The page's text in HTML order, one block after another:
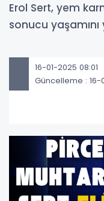
Erol Sert, yem
sonucu yaşamını
16-01-2025 08:01
Güncelleme : 16-